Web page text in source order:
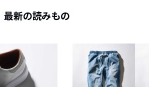
最新の読みもの